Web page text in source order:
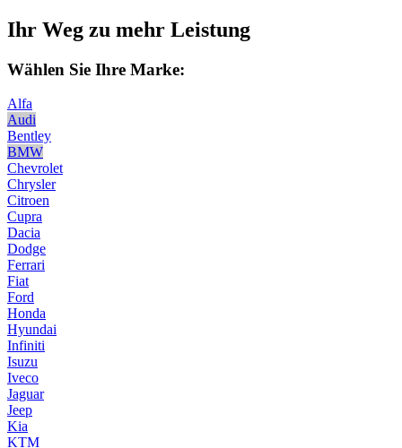
Ihr Weg zu mehr Leistung
Wählen Sie Ihre Marke:
Alfa
Audi
Bentley
BMW
Chevrolet
Chrysler
Citroen
Cupra
Dacia
Dodge
Ferrari
Fiat
Ford
Honda
Hyundai
Infiniti
Isuzu
Iveco
Jaguar
Jeep
Kia
KTM